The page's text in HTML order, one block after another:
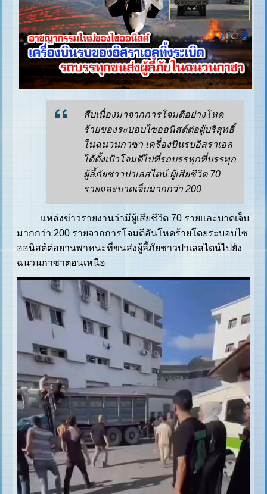
สืบเนื่องมาจากการโจมตีอย่างโหด
ร้ายของระบอบไซออนิสต์ต่อผู้บริสุทธิ์
ในฉนวนกาซา เครื่องบินรบอิสราเอล
ได้ตั้งเป้าโจมตีไปที่รถบรรทุกที่บรรทุก
ผู้ลี้ภัยชาวปาเลสไตน์ ผู้เสียชีวิต 70
รายและบาดเจ็บมากกว่า 200
แหล่งข่าวรายงานว่ามีผู้เสียชีวิต 70 รายและบาดเจ็บ
มากกว่า 200 รายจากการโจมตีอันโหดร้ายโดยระบอบไซ
ออนิสต์ต่อยานพาหนะที่ขนส่งผู้ลี้ภัยชาวปาเลสไตน์ไปยัง
ฉนวนกาซาตอนเหนือ